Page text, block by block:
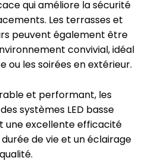
qui améliore la sécurité
Les terrasses et
peuvent également être
convivial, idéal
ou les soirées en extérieur.
et performant, les
systèmes LED basse
excellente efficacité
de vie et un éclairage